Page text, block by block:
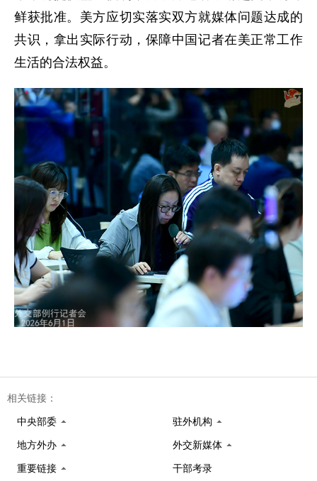
鲜获批准。美方应切实落实双方就媒体问题达成的
共识，拿出实际行动，保障中国记者在美正常工作
生活的合法权益。
相关链接：
中央部委 驻外机构
地方外办 外交新媒体
重要链接 干部考录